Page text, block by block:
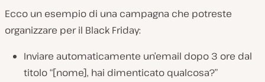
Ecco un esempio di una campagna che potreste
organizzare per il Black Friday:
Inviare automaticamente un’email dopo 3 ore dal
titolo “[nome], hai dimenticato qualcosa?”